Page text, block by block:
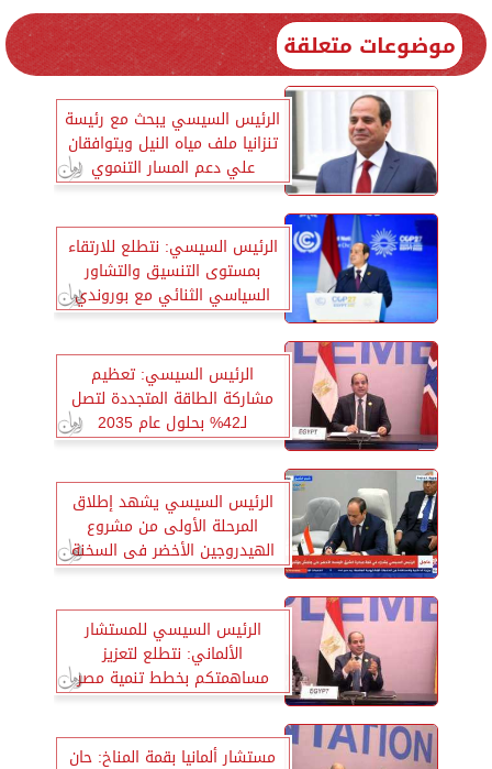
موضوعات متعلقة
الرئيس السيسي يبحث مع رئيسة
تنزانيا ملف مياه النيل ويتوافقان
علي دعم المسار التنموي
الرئيس السيسي: نتطلع للارتقاء
بمستوى التنسيق والتشاور
السياسي الثنائي مع بوروندي
الرئيس السيسي: تعظيم
مشاركة الطاقة المتجددة لتصل
لـ42% بحلول عام 2035
الرئيس السيسي يشهد إطلاق
المرحلة الأولى من مشروع
الهيدروجين الأخضر فى السخنة
الرئيس السيسي للمستشار
الألماني: نتطلع لتعزيز
مساهمتكم بخطط تنمية مصر
مستشار ألمانيا بقمة المناخ: حان